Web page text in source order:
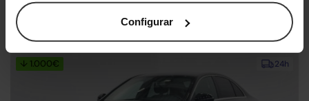
Configurar
2017 | 111.818km | 109CV | Automático
/mes
24h
↓ 1.000€